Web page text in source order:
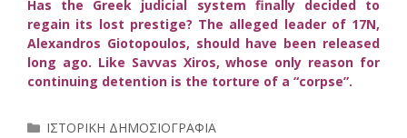
Has the Greek judicial system finally decided to
regain its lost prestige? The alleged leader of 17N,
Alexandros Giotopoulos, should have been released
long ago. Like Savvas Xiros,whose only reason for
continuing detention is the torture of a “corpse”.
Κατηγορίες
ΙΣΤΟΡΙΚΗ ΔΗΜΟΣΙΟΓΡΑΦΙΑ